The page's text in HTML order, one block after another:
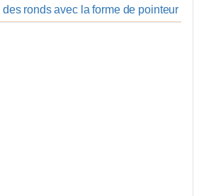
ronds avec la forme de pointeur